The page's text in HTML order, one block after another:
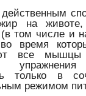
на животе,
том числе и
время
все
упражнения
только в
режимом